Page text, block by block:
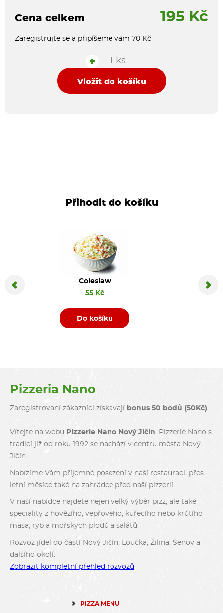
Cena celkem 195 Kč
Zaregistrujte se a připíšeme vám 70 Kč
+ 1 ks
Vložit do košíku
Přihodit do košíku
Coleslaw
55 Kč
Do košíku
Coca
Pizzeria Nano
Zaregistrovaní zákazníci získavají bonus 50 bodů (50Kč)
Vítejte na webu Pizzerie Nano Nový Jičín . Pizzerie Nano s
tradicí již od roku 1992 se nachází v centru města Nový
Jičín.
Nabízíme Vám příjemné posezení v naší restauraci, přes
letní měsíce také na zahrádce před naší pizzerií.
V naší nabídce najdete nejen velký výběr pizz, ale také
speciality z hovězího, vepřového, kuřecího nebo krůtího
masa, ryb a mořských plodů a salátů.
Rozvoz jídel do částí Nový Jičín, Loučka, Žilina, Šenov a
dalšího okolí.
Zobrazit kompletní přehled rozvozů
PIZZA MENU